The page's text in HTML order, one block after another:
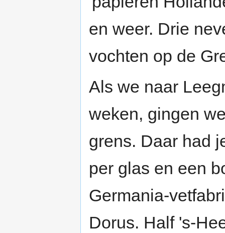
en weer. Drie
vochten op de
Als we naar
weken, gingen
grens. Daar had
per glas en een
Germania-
Dorus. Half 's-